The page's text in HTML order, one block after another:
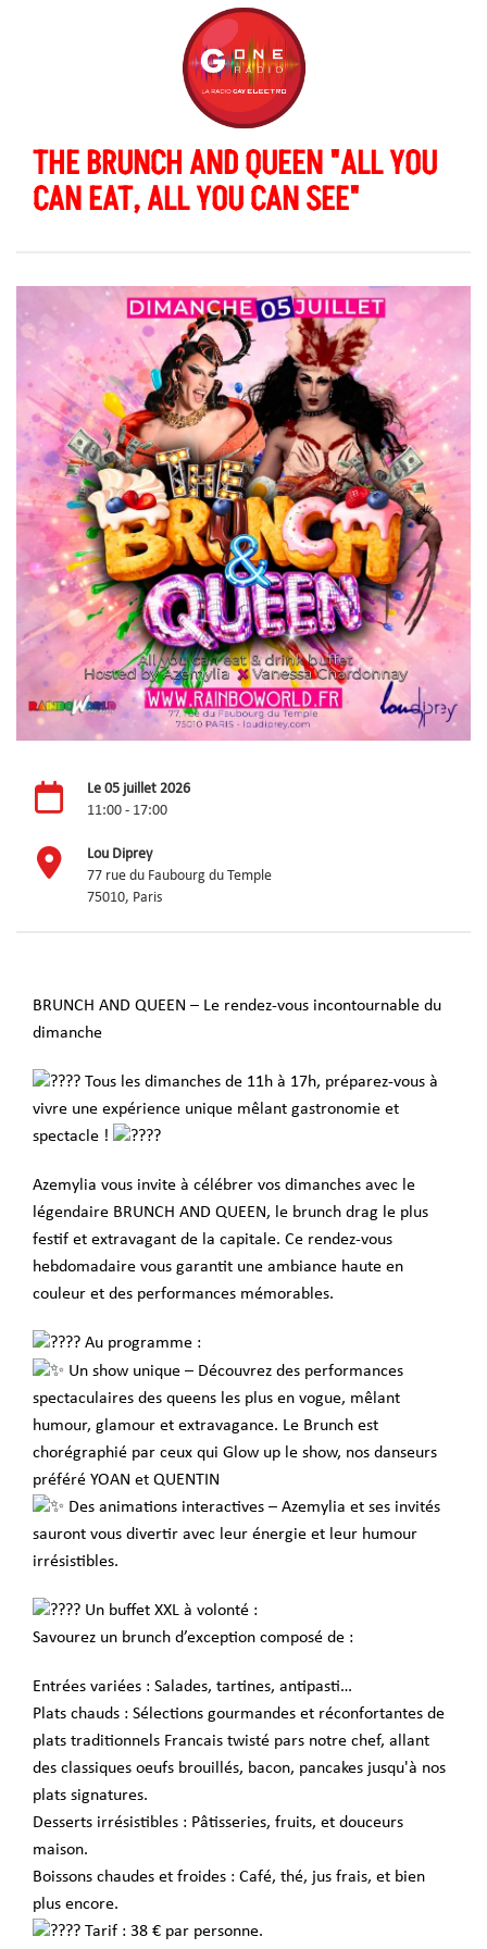
THE BRUNCH AND QUEEN "ALL YOU
CAN EAT, ALL YOU CAN SEE"
Le 05 juillet 2026
11:00 - 17:00
Lou Diprey
77 rue du Faubourg du Temple
75010, Paris
BRUNCH AND QUEEN – Le rendez-vous incontournable du
dimanche
Tous les dimanches de 11h à 17h, préparez-vous à
vivre une expérience unique mêlant gastronomie et
spectacle !
Azemylia vous invite à célébrer vos dimanches avec le
légendaire BRUNCH AND QUEEN, le brunch drag le plus
festif et extravagant de la capitale. Ce rendez-vous
hebdomadaire vous garantit une ambiance haute en
couleur et des performances mémorables.
Au programme :
Un show unique – Découvrez des performances
spectaculaires des queens les plus en vogue, mêlant
humour, glamour et extravagance. Le Brunch est
chorégraphié par ceux qui Glow up le show, nos danseurs
préféré YOAN et QUENTIN
Des animations interactives – Azemylia et ses invités
sauront vous divertir avec leur énergie et leur humour
irrésistibles.
Un buffet XXL à volonté :
Savourez un brunch d’exception composé de :
Entrées variées : Salades, tartines, antipasti…
Plats chauds : Sélections gourmandes et réconfortantes de
plats traditionnels Francais twisté pars notre chef, allant
des classiques oeufs brouillés, bacon, pancakes jusqu'à nos
plats signatures.
Desserts irrésistibles : Pâtisseries, fruits, et douceurs
maison.
Boissons chaudes et froides : Café, thé, jus frais, et bien
plus encore.
Tarif : 38 € par personne.